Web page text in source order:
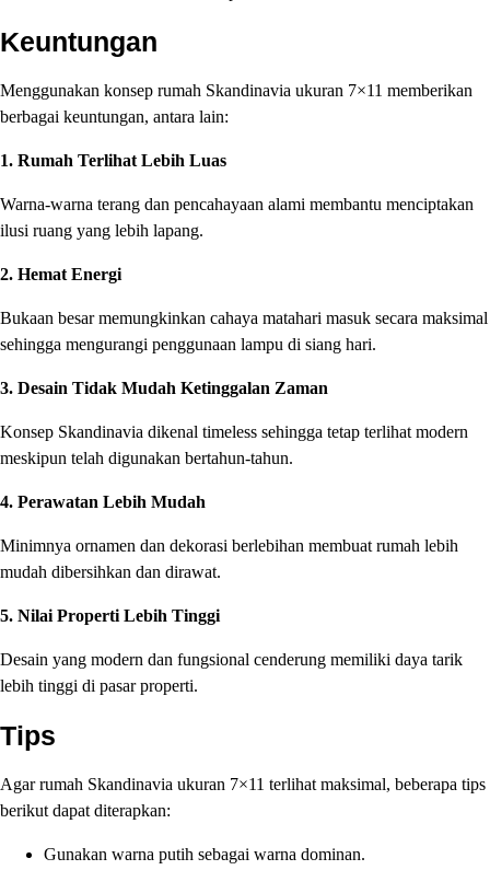
Keuntungan
Menggunakan konsep rumah Skandinavia ukuran 7×11 memberikan
berbagai keuntungan, antara lain:
1. Rumah Terlihat Lebih Luas
Warna-warna terang dan pencahayaan alami membantu menciptakan
ilusi ruang yang lebih lapang.
2. Hemat Energi
Bukaan besar memungkinkan cahaya matahari masuk secara maksimal
sehingga mengurangi penggunaan lampu di siang hari.
3. Desain Tidak Mudah Ketinggalan Zaman
Konsep Skandinavia dikenal timeless sehingga tetap terlihat modern
meskipun telah digunakan bertahun-tahun.
4. Perawatan Lebih Mudah
Minimnya ornamen dan dekorasi berlebihan membuat rumah lebih
mudah dibersihkan dan dirawat.
5. Nilai Properti Lebih Tinggi
Desain yang modern dan fungsional cenderung memiliki daya tarik
lebih tinggi di pasar properti.
Tips
Agar rumah Skandinavia ukuran 7×11 terlihat maksimal, beberapa tips
berikut dapat diterapkan:
Gunakan warna putih sebagai warna dominan.